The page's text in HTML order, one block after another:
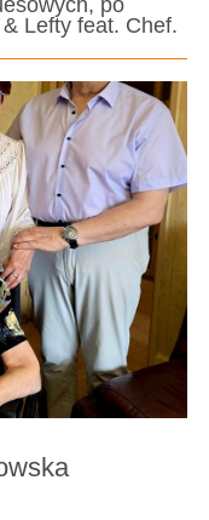
Lefty feat. Chef.